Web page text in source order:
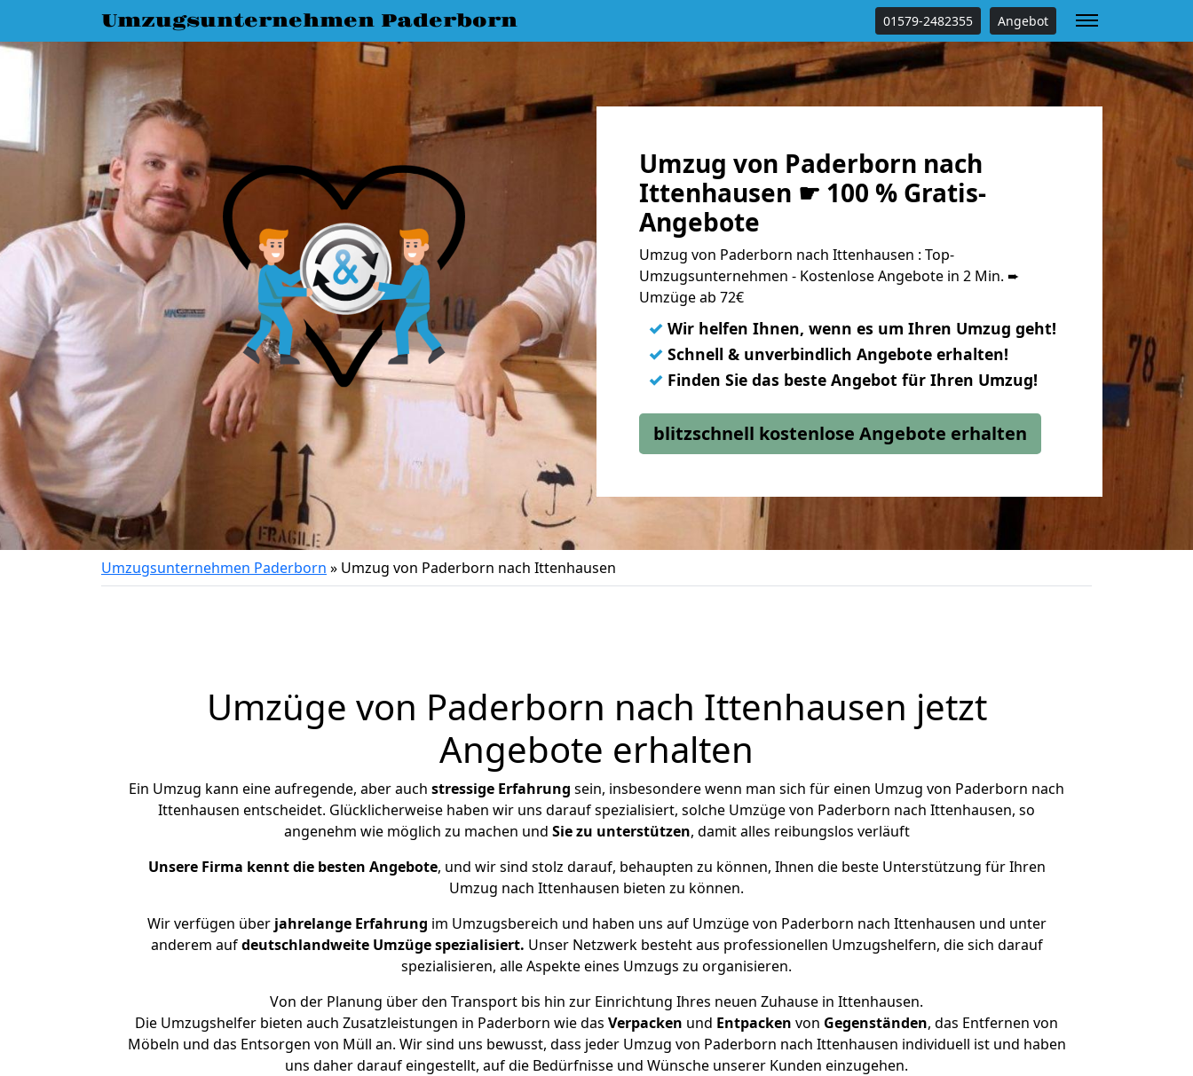
Umzugsunternehmen Paderborn 01579-2482355 Angebot
Umzug von Paderborn nach
Ittenhausen ☛ 100 % Gratis-
Angebote
Umzug von Paderborn nach Ittenhausen : Top-
Umzugsunternehmen - Kostenlose Angebote in 2 Min. ➨
Umzüge ab 72€
✓ Wir helfen Ihnen, wenn es um Ihren Umzug geht!
✓ Schnell & unverbindlich Angebote erhalten!
✓ Finden Sie das beste Angebot für Ihren Umzug!
blitzschnell kostenlose Angebote erhalten
Umzugsunternehmen Paderborn » Umzug von Paderborn nach Ittenhausen
Umzüge von Paderborn nach Ittenhausen jetzt
Angebote erhalten
Ein Umzug kann eine aufregende, aber auch stressige Erfahrung sein, insbesondere wenn man sich für einen Umzug von Paderborn nach
Ittenhausen entscheidet. Glücklicherweise haben wir uns darauf spezialisiert, solche Umzüge von Paderborn nach Ittenhausen, so
angenehm wie möglich zu machen und Sie zu unterstützen, damit alles reibungslos verläuft
Unsere Firma kennt die besten Angebote, und wir sind stolz darauf, behaupten zu können, Ihnen die beste Unterstützung für Ihren
Umzug nach Ittenhausen bieten zu können.
Wir verfügen überjahrelange Erfahrung im Umzugsbereich und haben uns auf Umzüge von Paderborn nach Ittenhausen und unter
anderem aufdeutschlandweite Umzüge spezialisiert. Unser Netzwerk besteht aus professionellen Umzugshelfern, die sich darauf
spezialisieren, alle Aspekte eines Umzugs zu organisieren.
Von der Planung über den Transport bis hin zur Einrichtung Ihres neuen Zuhause in Ittenhausen.
Die Umzugshelfer bieten auch Zusatzleistungen in Paderborn wie das Verpacken und Entpacken von Gegenständen, das Entfernen von
Möbeln und das Entsorgen von Müll an. Wir sind uns bewusst, dass jeder Umzug von Paderborn nach Ittenhausen individuell ist und haben
uns daher darauf eingestellt, auf die Bedürfnisse und Wünsche unserer Kunden einzugehen.